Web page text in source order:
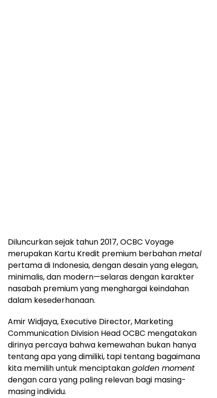
Diluncurkan sejak tahun 2017, OCBC Voyage
merupakan Kartu Kredit premium berbahanmetal
pertama di Indonesia, dengan desain yang elegan,
minimalis, dan modern—selaras dengan karakter
nasabah premium yang menghargai keindahan
dalam kesederhanaan.
Amir Widjaya, Executive Director, Marketing
Communication Division Head OCBC mengatakan
dirinya percaya bahwa kemewahan bukan hanya
tentang apa yang dimiliki, tapi tentang bagaimana
kita memilih untuk menciptakangolden moment
dengan cara yang paling relevan bagi masing-
masing individu.